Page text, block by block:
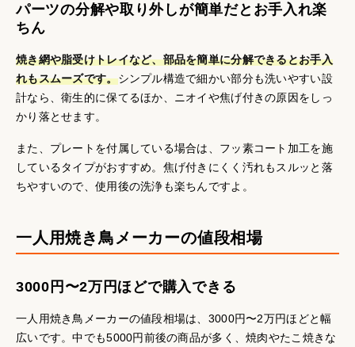
パーツの分解や取り外しが簡単だとお手入れ楽
ちん
焼き網や脂受けトレイなど、部品を簡単に分解できるとお手入
れもスムーズです。シンプル構造で細かい部分も洗いやすい設
計なら、衛生的に保てるほか、ニオイや焦げ付きの原因をしっ
かり落とせます。
また、プレートを付属している場合は、フッ素コート加工を施
しているタイプがおすすめ。焦げ付きにくく汚れもスルッと落
ちやすいので、使用後の洗浄も楽ちんですよ。
一人用焼き鳥メーカーの値段相場
3000円〜2万円ほどで購入できる
一人用焼き鳥メーカーの値段相場は、3000円〜2万円ほどと幅
広いです。中でも5000円前後の商品が多く、焼肉やたこ焼きな